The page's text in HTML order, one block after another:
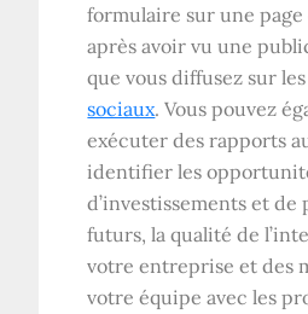
formulaire sur une
après avoir vu une
que vous diffusez sur
sociaux. Vous pouvez
exécuter des rapports
identifier les
d’investissements et de
futurs, la qualité de
votre entreprise et des
votre équipe avec les